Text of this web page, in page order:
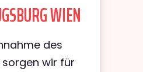
WIEN
des
wir für